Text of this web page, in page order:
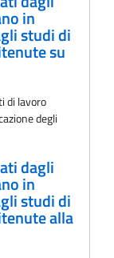
in
studi di
su
di lavoro
degli
dagli
in
studi di
alla